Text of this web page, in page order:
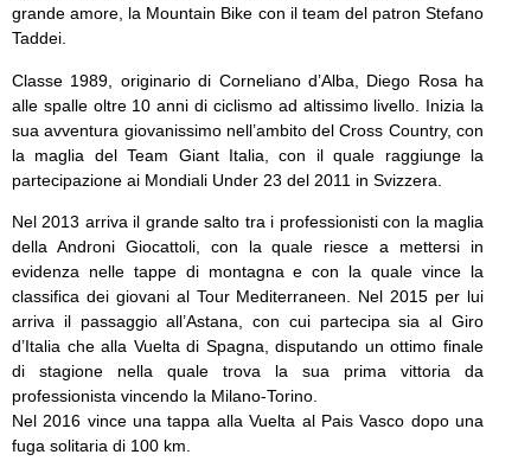
grande amore, la Mountain Bike con il team del patron Stefano
Taddei.
Classe 1989, originario di Corneliano d’Alba, Diego Rosa ha
alle spalle oltre 10 anni di ciclismo ad altissimo livello. Inizia la
sua avventura giovanissimo nell’ambito del Cross Country, con
la maglia del Team Giant Italia, con il quale raggiunge la
partecipazione ai Mondiali Under 23 del 2011 in Svizzera.
Nel 2013 arriva il grande salto tra i professionisti con la maglia
della Androni Giocattoli, con la quale riesce a mettersi in
evidenza nelle tappe di montagna e con la quale vince la
classifica dei giovani al Tour Mediterraneen. Nel 2015 per lui
arriva il passaggio all’Astana, con cui partecipa sia al Giro
d’Italia che alla Vuelta di Spagna, disputando un ottimo finale
di stagione nella quale trova la sua prima vittoria da
professionista vincendo la Milano-Torino.
Nel 2016 vince una tappa alla Vuelta al Pais Vasco dopo una
fuga solitaria di 100 km.